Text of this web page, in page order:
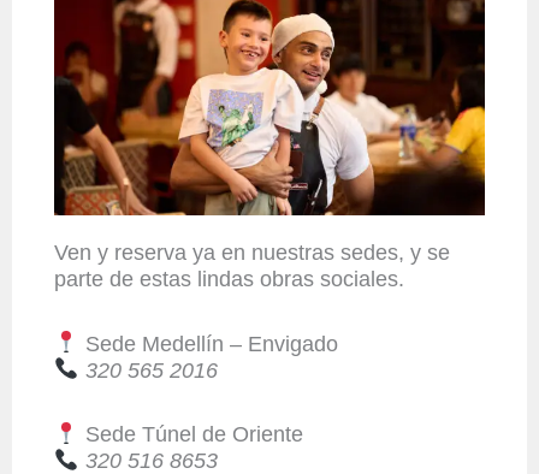
Ven y reserva ya en nuestras sedes, y se
parte de estas lindas obras sociales.
Sede Medellín – Envigado
320 565 2016
Sede Túnel de Oriente
320 516 8653